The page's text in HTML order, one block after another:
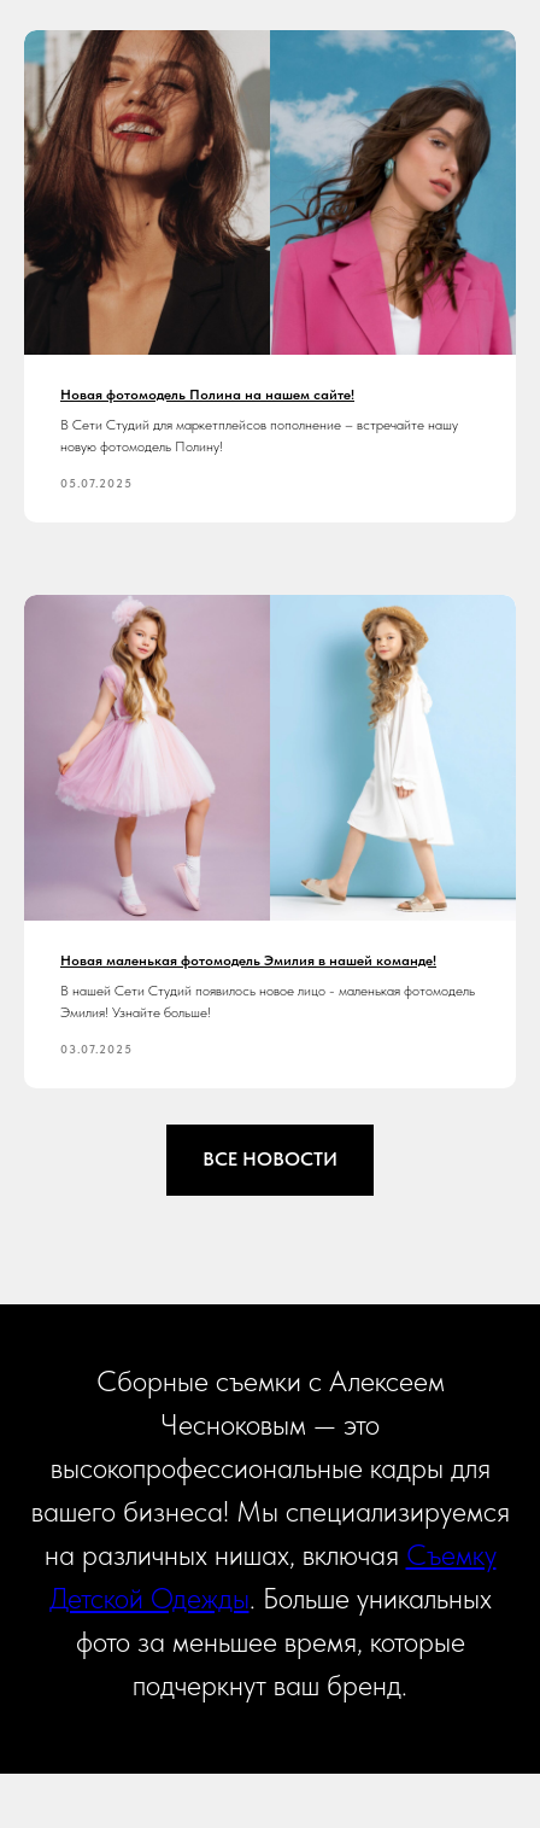
Новая фотомодель Полина на нашем сайте!
В Сети Студий для маркетплейсов пополнение – встречайте нашу
новую фотомодель Полину!
05.07.2025
Новая маленькая фотомодель Эмилия в нашей команде!
В нашей Сети Студий появилось новое лицо - маленькая фотомодель
Эмилия! Узнайте больше!
03.07.2025
ВСЕ НОВОСТИ
Сборные съемки с Алексеем
Чесноковым — это
высокопрофессиональные кадры для
вашего бизнеса! Мы специализируемся
на различных нишах, включая Съемку
Детской Одежды. Больше уникальных
фото за меньшее время, которые
подчеркнут ваш бренд.